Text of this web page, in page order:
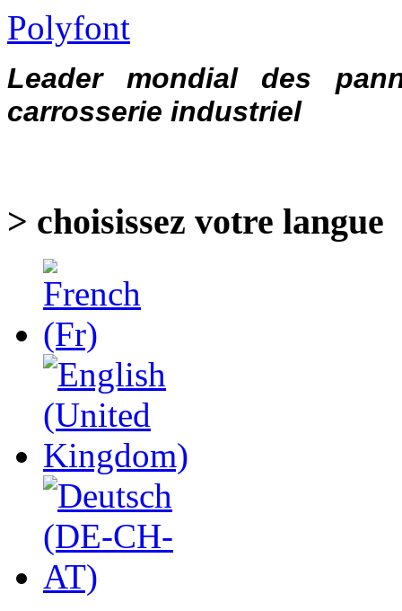
Polyfont
Leader mondial des
carrosserie industriel
> choisissez votre langue